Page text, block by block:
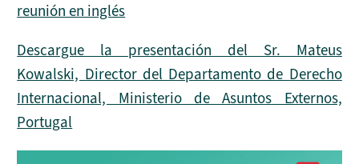
reunión en inglés
Descargue la presentación del Sr. Mateus
Kowalski, Director del Departamento de Derecho
Internacional, Ministerio de Asuntos Externos,
Portugal